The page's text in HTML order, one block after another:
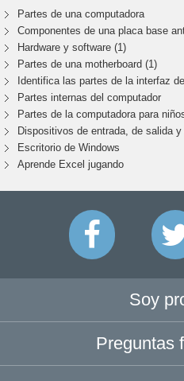
Partes de una computadora
Componentes de una placa base
Hardware y software (1)
Partes de una motherboard (1)
Identifica las partes de la interfaz
Partes internas del computador
Partes de la computadora para
Dispositivos de entrada, de salida
Escritorio de Windows
Aprende Excel jugando
Soy
Preguntas